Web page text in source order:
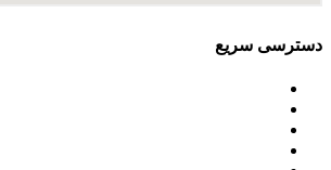
دسترسی سریع